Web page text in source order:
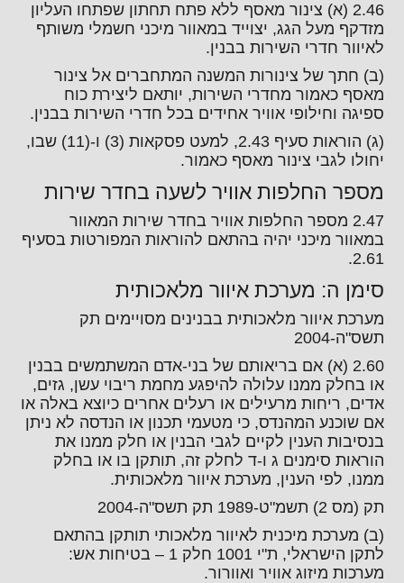
2.46 (א) צינור מאסף ללא פתח תחתון שפתחו העליון
מזדקף מעל הגג, יצוייד במאוור מיכני חשמלי משותף
לאיוור חדרי השירות בבנין.
(ב) חתך של צינורות המשנה המתחברים אל צינור
מאסף כאמור מחדרי השירות, יותאם ליצירת כוח
ספיגה וחילופי אוויר אחידים בכל חדרי השירות בבנין.
(ג) הוראות סעיף 2.43, למעט פסקאות (3) ו-(11) שבו,
יחולו לגבי צינור מאסף כאמור.
מספר החלפות אוויר לשעה בחדר שירות
2.47 מספר החלפות אוויר בחדר שירות המאוור
במאוור מיכני יהיה בהתאם להוראות המפורטות בסעיף
2.61.
סימן ה: מערכת איוור מלאכותית
מערכת איוור מלאכותית בבנינים מסויימים תק
תשס"ה-2004
2.60 (א) אם בריאותם של בני-אדם המשתמשים בבנין
או בחלק ממנו עלולה להיפגע מחמת ריבוי עשן, גזים,
אדים, ריחות מרעילים או רעלים אחרים כיוצא באלה או
אם שוכנע המהנדס, כי מטעמי תכנון או הנדסה לא ניתן
בנסיבות הענין לקיים לגבי הבנין או חלק ממנו את
הוראות סימנים ג ו-ד לחלק זה, תותקן בו או בחלק
ממנו, לפי הענין, מערכת איוור מלאכותית.
תק (מס 2) תשמ"ט-1989 תק תשס"ה-2004
(ב) מערכת מיכנית לאיוור מלאכותי תותקן בהתאם
לתקן הישראלי, ת"י 1001 חלק 1 – בטיחות אש:
מערכות מיזוג אוויר ואוורור.